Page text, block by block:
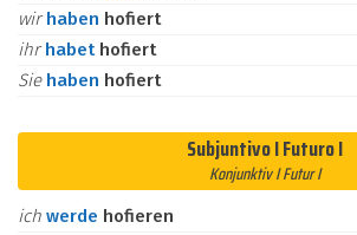
wirhaben hofiert
ihrhabet hofiert
Sie haben hofiert
Subjuntivo I Futuro I
Konjunktiv I Futur I
ich werde hofieren